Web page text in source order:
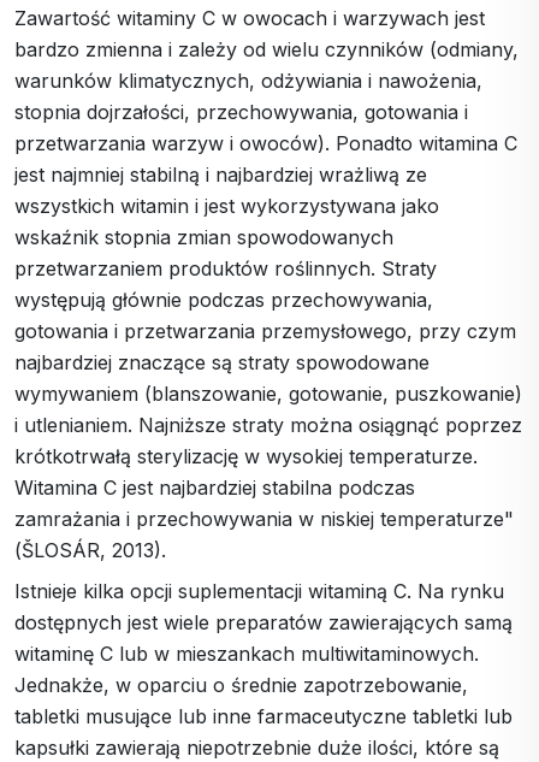
Zawartość witaminy C w owocach i warzywach jest
bardzo zmienna i zależy od wielu czynników (odmiany,
warunków klimatycznych, odżywiania i nawożenia,
stopnia dojrzałości, przechowywania, gotowania i
przetwarzania warzyw i owoców). Ponadto witamina C
jest najmniej stabilną i najbardziej wrażliwą ze
wszystkich witamin i jest wykorzystywana jako
wskaźnik stopnia zmian spowodowanych
przetwarzaniem produktów roślinnych. Straty
występują głównie podczas przechowywania,
gotowania i przetwarzania przemysłowego, przy czym
najbardziej znaczące są straty spowodowane
wymywaniem (blanszowanie, gotowanie, puszkowanie)
i utlenianiem. Najniższe straty można osiągnąć poprzez
krótkotrwałą sterylizację w wysokiej temperaturze.
Witamina C jest najbardziej stabilna podczas
zamrażania i przechowywania w niskiej temperaturze"
(ŠLOSÁR, 2013).
Istnieje kilka opcji suplementacji witaminą C. Na rynku
dostępnych jest wiele preparatów zawierających samą
witaminę C lub w mieszankach multiwitaminowych.
Jednakże, w oparciu o średnie zapotrzebowanie,
tabletki musujące lub inne farmaceutyczne tabletki lub
kapsułki zawierają niepotrzebnie duże ilości, które są